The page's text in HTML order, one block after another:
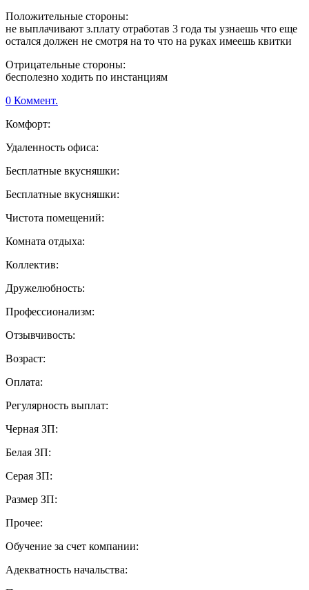
Положительные стороны:
не выплачивают з.плату отработав 3 года ты узнаешь что еще
остался должен не смотря на то что на руках имеешь квитки
Отрицательные стороны:
бесполезно ходить по инстанциям
0 Коммент.
Комфорт:
Удаленность офиса:
Бесплатные вкусняшки:
Бесплатные вкусняшки:
Чистота помещений:
Комната отдыха:
Коллектив:
Дружелюбность:
Профессионализм:
Отзывчивость:
Возраст:
Оплата:
Регулярность выплат:
Черная ЗП:
Белая ЗП:
Серая ЗП:
Размер ЗП:
Прочее:
Обучение за счет компании:
Адекватность начальства: